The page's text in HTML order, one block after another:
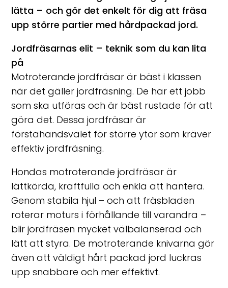
lätta – och gör det enkelt för dig att fräsa
upp större partier med hårdpackad jord.
Jordfräsarnas elit – teknik som du kan lita
på
Motroterande jordfräsar är bäst i klassen
när det gäller jordfräsning. De har ett jobb
som ska utföras och är bäst rustade för att
göra det. Dessa jordfräsar är
förstahandsvalet för större ytor som kräver
effektiv jordfräsning.
Hondas motroterande jordfräsar är
lättkörda, kraftfulla och enkla att hantera.
Genom stabila hjul – och att fräsbladen
roterar moturs i förhållande till varandra –
blir jordfräsen mycket välbalanserad och
lätt att styra. De motroterande knivarna gör
även att väldigt hårt packad jord luckras
upp snabbare och mer effektivt.